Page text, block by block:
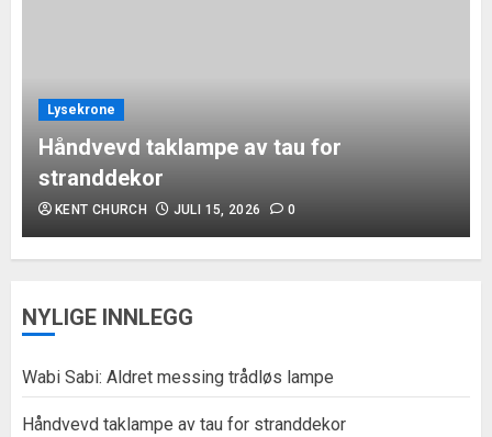
Lysekrone
Håndvevd taklampe av tau for
stranddekor
KENT CHURCH JULI 15, 2026 0
NYLIGE INNLEGG
Wabi Sabi: Aldret messing trådløs lampe
Håndvevd taklampe av tau for stranddekor